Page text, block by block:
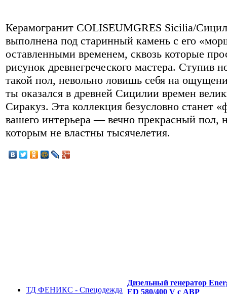
Керамогранит COLISEUMGRES Sicilia/
выполнена под старинный камень с его
оставленными временем, сквозь которые
рисунок древнегреческого мастера. Ступив
такой пол, невольно ловишь себя на
ты оказался в древней Сицилии времен
Сиракуз. Эта коллекция безусловно станет
вашего интерьера — вечно прекрасный пол,
которым не властны тысячелетия.
ТД ФЕНИКС - Спецодежда
Дизельный генератор
ED 580/400 V с АВР